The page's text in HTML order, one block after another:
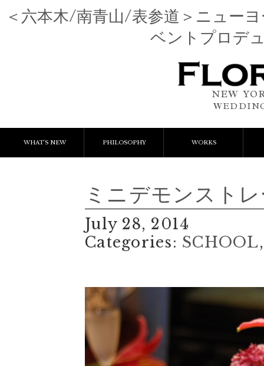
＜六本木/南青山/表参道＞ニュー
ベントプロデ
NEW
WHAT'S NEW PHILOSOPHY WORKS
Client Works
Gift Flower
ミニデモンスト
July 28, 2014
Categories: SCHOOL